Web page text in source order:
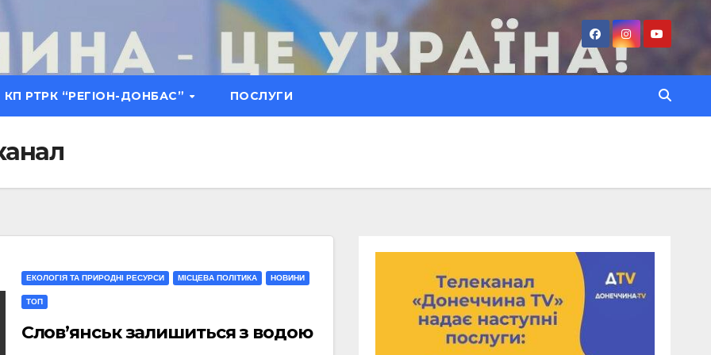
КП РТРК “РЕГІОН-ДОНБАС” ПОСЛУГИ
ЕКОЛОГІЯ ТА ПРИРОДНІ РЕСУРСИ МIСЦЕВА ПОЛIТИКА НОВИНИ
ТОП
Слов’янськ залишиться з водою